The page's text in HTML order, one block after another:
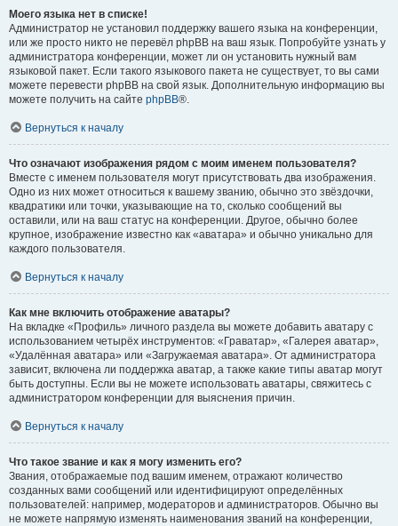
Моего языка нет в списке!
Администратор не установил поддержку вашего языка на конференции,
или же просто никто не перевёл phpBB на ваш язык. Попробуйте узнать у
администратора конференции, может ли он установить нужный вам
языковой пакет. Если такого языкового пакета не существует, то вы сами
можете перевести phpBB на свой язык. Дополнительную информацию вы
можете получить на сайте phpBB®.
Вернуться к началу
Что означают изображения рядом с моим именем пользователя?
Вместе с именем пользователя могут присутствовать два изображения.
Одно из них может относиться к вашему званию, обычно это звёздочки,
квадратики или точки, указывающие на то, сколько сообщений вы
оставили, или на ваш статус на конференции. Другое, обычно более
крупное, изображение известно как «аватара» и обычно уникально для
каждого пользователя.
Вернуться к началу
Как мне включить отображение аватары?
На вкладке «Профиль» личного раздела вы можете добавить аватару с
использованием четырёх инструментов: «Граватар», «Галерея аватар»,
«Удалённая аватара» или «Загружаемая аватара». От администратора
зависит, включена ли поддержка аватар, а также какие типы аватар могут
быть доступны. Если вы не можете использовать аватары, свяжитесь с
администратором конференции для выяснения причин.
Вернуться к началу
Что такое звание и как я могу изменить его?
Звания, отображаемые под вашим именем, отражают количество
созданных вами сообщений или идентифицируют определённых
пользователей: например, модераторов и администраторов. Обычно вы
не можете напрямую изменять наименования званий на конференции,